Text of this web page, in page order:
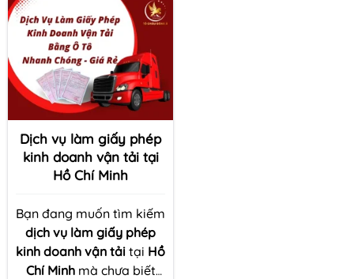
Dịch vụ làm giấy phép
kinh doanh vận tải tại
Hồ Chí Minh
Bạn đang muốn tìm kiếm
dịch vụ làm giấy phép
kinh doanh vận tải tại Hồ
Chí Minh mà chưa biết